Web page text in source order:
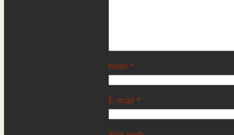
Nom *
E-mail *